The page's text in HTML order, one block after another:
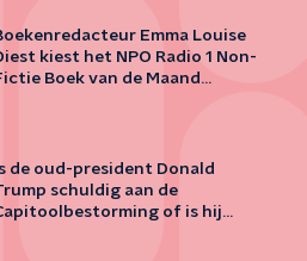
Emma Louise
kiest het NPO Radio 1 Non-
Boek van de Maand
Is de oud-president Donald
schuldig aan de
of is hij